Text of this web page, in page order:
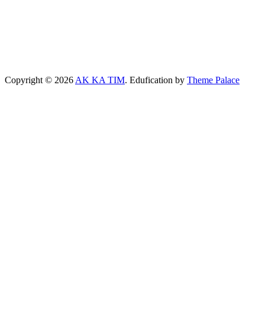
Copyright © 2026 AK KA TIM. Edufication by Theme Palace